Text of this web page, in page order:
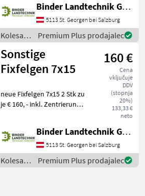
platišča Kolesa, platišča in
pnevmatike Druga kolesa,
platišča in pnevmatike
Binder Landtechnik GmbH & CoKG
5113 St. Georgen bei Salzburg
Kolesa,
platišča
in
pnevmatike
/
Premium Plus prodajalec
Sonstige
Fixfelgen 7x15
160 €
Cena
vključuje
DDV
(stopnja
20%)
133,33 €
neto
neue Fixfelgen 7x15 2 Stk zu
je € 160, - inkl. Zentrierung
pnevmatike Druga kolesa,
platišča in pnevmatike
Binder Landtechnik GmbH & CoKG
5113 St. Georgen bei Salzburg
Kolesa,
platišča
Premium Plus prodajalec